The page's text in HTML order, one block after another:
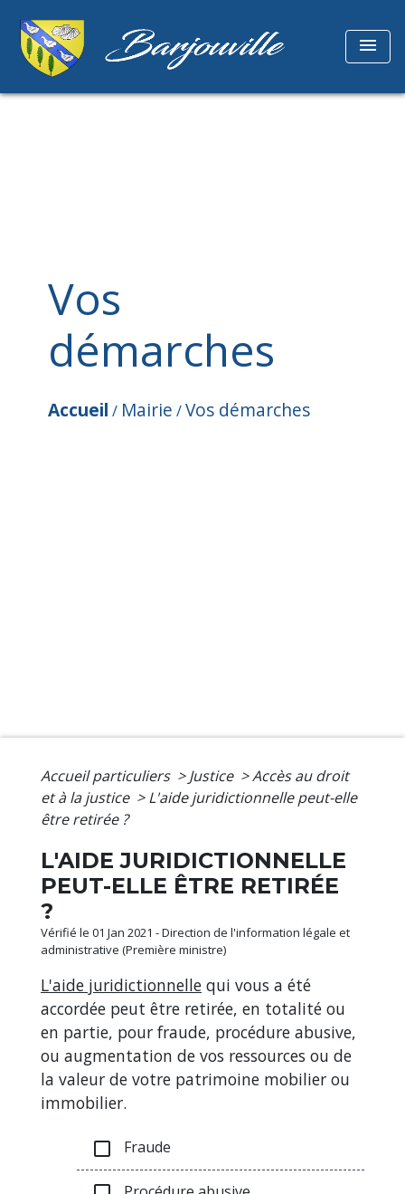
menu
Vos
démarches
Accueil / Mairie /Vos démarches
Accueil particuliers > Justice >Accès au droit
et à la justice > L'aide juridictionnelle peut-elle
être retirée ?
L'AIDE JURIDICTIONNELLE
PEUT-ELLE ÊTRE RETIRÉE
?
Vérifié le 01 Jan 2021 - Direction de l'information légale et
administrative (Première ministre)
L'aide juridictionnelle qui vous a été
accordée peut être retirée, en totalité ou
en partie, pour fraude, procédure abusive,
ou augmentation de vos ressources ou de
la valeur de votre patrimoine mobilier ou
immobilier.
check_box_outline_blank Fraude